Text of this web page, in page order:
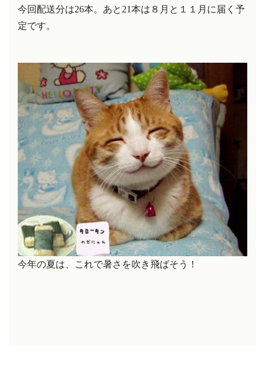
今回配送分は26本。あと21本は８月と１１月に届く予
定です。
今年の夏は、これで暑さを吹き飛ばそう！